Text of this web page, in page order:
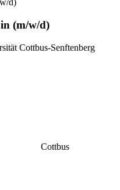
(m/w/d)
Cottbus-Senftenberg
Cottbus